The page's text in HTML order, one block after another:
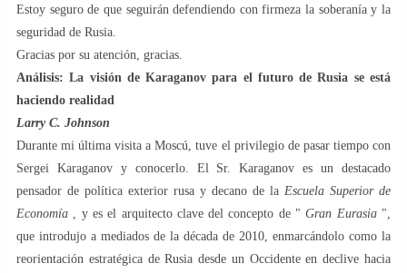
Estoy seguro de que seguirán defendiendo con firmeza la soberanía y la
seguridad de Rusia.
Gracias por su atención, gracias.
Análisis: La visión de Karaganov para el futuro de Rusia se está
haciendo realidad
Larry C. Johnson
Durante mi última visita a Moscú, tuve el privilegio de pasar tiempo con
Sergei Karaganov y conocerlo. El Sr. Karaganov es un destacado
pensador de política exterior rusa y decano de la Escuela Superior de
Economía , y es el arquitecto clave del concepto de "Gran Eurasia",
que introdujo a mediados de la década de 2010, enmarcándolo como la
reorientación estratégica de Rusia desde un Occidente en declive hacia